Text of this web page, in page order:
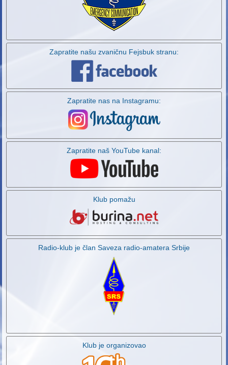
Zapratite našu zvaničnu Fejsbuk stranu:
Zapratite nas na Instagramu:
Zapratite naš YouTube kanal:
Klub pomažu
Radio-klub je član Saveza radio-amatera Srbije
Klub je organizovao